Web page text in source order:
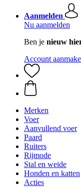
Aanmelden
Nu aanmelden
Ben je nieuw
Account
Merken
Voer
Aanvullend voer
Paard
Ruiters
Rijmode
Stal en weide
Honden en katten
Acties